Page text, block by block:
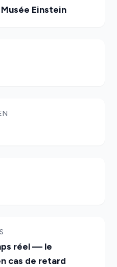
Einstein
réel — le
cas de retard